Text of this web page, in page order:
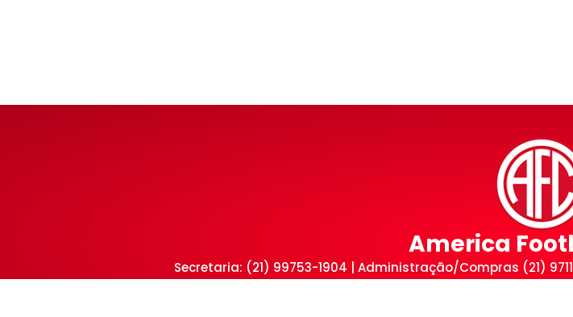
America
Secretaria: (21) 99753-1904 | Administração/Compras (21)